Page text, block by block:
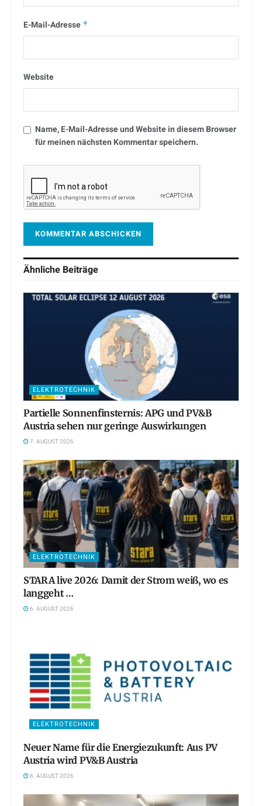
E-Mail-Adresse *
Website
Name, E-Mail-Adresse und Website in diesem Browser
für meinen nächsten Kommentar speichern.
Ähnliche Beiträge
ELEKTROTECHNIK
Partielle Sonnenfinsternis: APG und PV&B
Austria sehen nur geringe Auswirkungen
7. AUGUST 2026
ELEKTROTECHNIK
STARA live 2026: Damit der Strom weiß, wo es
langgeht …
6. AUGUST 2026
ELEKTROTECHNIK
Neuer Name für die Energiezukunft: Aus PV
Austria wird PV&B Austria
6. AUGUST 2026